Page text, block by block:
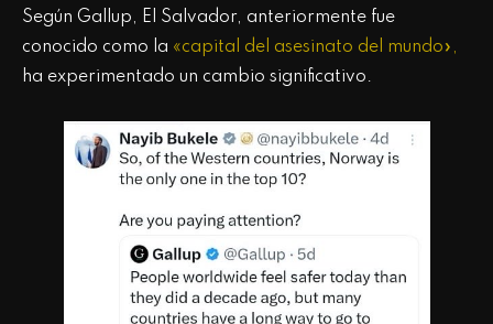
Según Gallup, El Salvador, anteriormente fue
conocido como la «capital del asesinato del mundo»,
ha experimentado un cambio significativo.